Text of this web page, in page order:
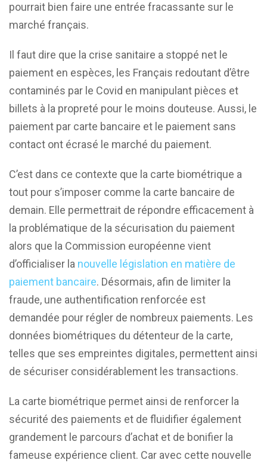
pourrait bien faire une entrée fracassante sur le
marché français.
Il faut dire que la crise sanitaire a stoppé net le
paiement en espèces, les Français redoutant d’être
contaminés par le Covid en manipulant pièces et
billets à la propreté pour le moins douteuse. Aussi, le
paiement par carte bancaire et le paiement sans
contact ont écrasé le marché du paiement.
C’est dans ce contexte que la carte biométrique a
tout pour s’imposer comme la carte bancaire de
demain. Elle permettrait de répondre efficacement à
la problématique de la sécurisation du paiement
alors que la Commission européenne vient
d’officialiser la nouvelle législation en matière de
paiement bancaire. Désormais, afin de limiter la
fraude, une authentification renforcée est
demandée pour régler de nombreux paiements. Les
données biométriques du détenteur de la carte,
telles que ses empreintes digitales, permettent ainsi
de sécuriser considérablement les transactions.
La carte biométrique permet ainsi de renforcer la
sécurité des paiements et de fluidifier également
grandement le parcours d’achat et de bonifier la
fameuse expérience client. Car avec cette nouvelle